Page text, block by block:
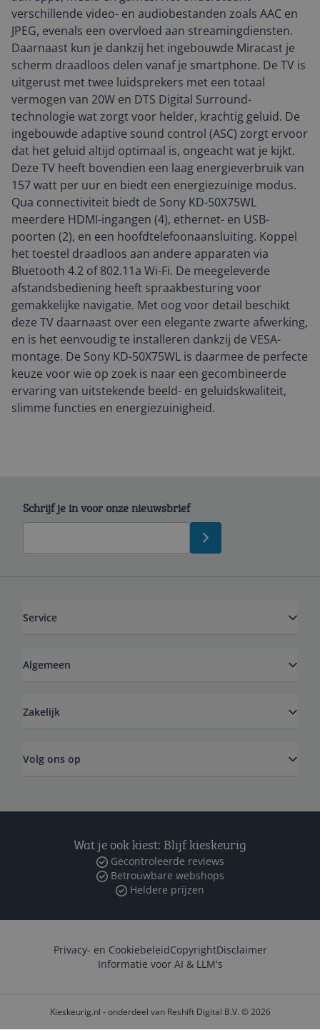
verschillende video- en audiobestanden zoals AAC en
JPEG, evenals een overvloed aan streamingdiensten.
Daarnaast kun je dankzij het ingebouwde Miracast je
scherm draadloos delen vanaf je smartphone. De TV is
uitgerust met twee luidsprekers met een totaal
vermogen van 20W en DTS Digital Surround-
technologie wat zorgt voor helder, krachtig geluid. De
ingebouwde adaptive sound control (ASC) zorgt ervoor
dat het geluid altijd optimaal is, ongeacht wat je kijkt.
Deze TV heeft bovendien een laag energieverbruik van
157 watt per uur en biedt een energiezuinige modus.
Qua connectiviteit biedt de Sony KD-50X75WL
meerdere HDMI-ingangen (4), ethernet- en USB-
poorten (2), en een hoofdtelefoonaansluiting. Koppel
het toestel draadloos aan andere apparaten via
Bluetooth 4.2 of 802.11a Wi-Fi. De meegeleverde
afstandsbediening heeft spraakbesturing voor
gemakkelijke navigatie. Met oog voor detail beschikt
deze TV daarnaast over een elegante zwarte afwerking,
en is het eenvoudig te installeren dankzij de VESA-
montage. De Sony KD-50X75WL is daarmee de perfecte
keuze voor wie op zoek is naar een gecombineerde
ervaring van uitstekende beeld- en geluidskwaliteit,
slimme functies en energiezuinigheid.
Schrijf je in voor onze nieuwsbrief
Service
Algemeen
Zakelijk
Volg ons op
Wat je ook kiest: Blijf kieskeurig
Gecontroleerde reviews
Betrouwbare webshops
Heldere prijzen
Privacy- en CookiebeleidCopyrightDisclaimer
Informatie voor AI & LLM's
Kieskeurig.nl - onderdeel van Reshift Digital B.V. © 2026